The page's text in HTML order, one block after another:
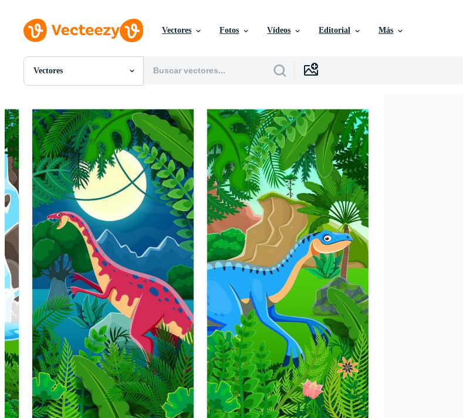
Vectores Fotos Vídeos Editorial Más
Vectores
Todas Imágenes
PNGs
PSDs
SVGs
Plantillas
Vectores
Videos
Gráficos en Movimiento
Imágenes Editoriales
Eventos Editoriales